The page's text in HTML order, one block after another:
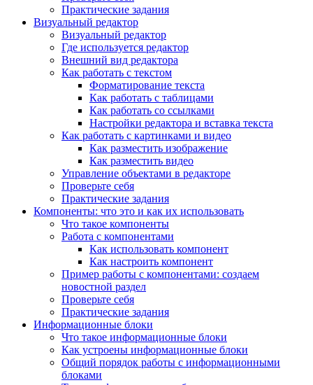
Практические задания
Визуальный редактор
Визуальный редактор
Где используется редактор
Внешний вид редактора
Как работать с текстом
Форматирование текста
Как работать с таблицами
Как работать со ссылками
Настройки редактора и вставка текста
Как работать с картинками и видео
Как разместить изображение
Как разместить видео
Управление объектами в редакторе
Проверьте себя
Практические задания
Компоненты: что это и как их использовать
Что такое компоненты
Работа с компонентами
Как использовать компонент
Как настроить компонент
Пример работы с компонентами: создаем
новостной раздел
Проверьте себя
Практические задания
Информационные блоки
Что такое информационные блоки
Как устроены информационные блоки
Общий порядок работы с информационными
блоками